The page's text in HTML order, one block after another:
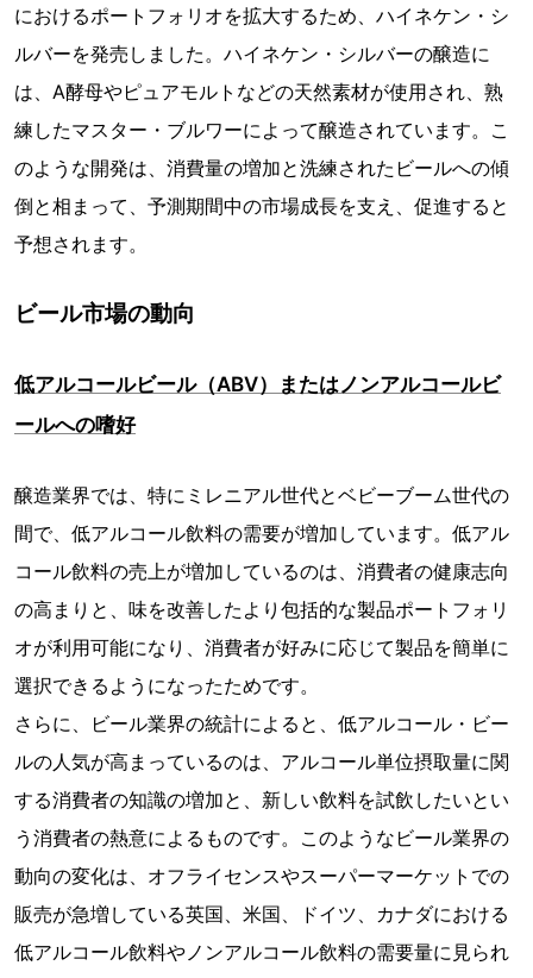
におけるポートフォリオを拡大するため、ハイネケン・シ
ルバーを発売しました。ハイネケン・シルバーの醸造に
は、A酵母やピュアモルトなどの天然素材が使用され、熟
練したマスター・ブルワーによって醸造されています。こ
のような開発は、消費量の増加と洗練されたビールへの傾
倒と相まって、予測期間中の市場成長を支え、促進すると
予想されます。
ビール市場の動向
低アルコールビール（ABV）またはノンアルコールビ
ールへの嗜好
醸造業界では、特にミレニアル世代とベビーブーム世代の
間で、低アルコール飲料の需要が増加しています。低アル
コール飲料の売上が増加しているのは、消費者の健康志向
の高まりと、味を改善したより包括的な製品ポートフォリ
オが利用可能になり、消費者が好みに応じて製品を簡単に
選択できるようになったためです。
さらに、ビール業界の統計によると、低アルコール・ビー
ルの人気が高まっているのは、アルコール単位摂取量に関
する消費者の知識の増加と、新しい飲料を試飲したいとい
う消費者の熱意によるものです。このようなビール業界の
動向の変化は、オフライセンスやスーパーマーケットでの
販売が急増している英国、米国、ドイツ、カナダにおける
低アルコール飲料やノンアルコール飲料の需要量に見られ